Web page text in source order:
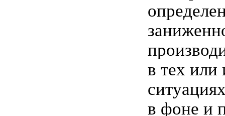
в тех
в фоне и